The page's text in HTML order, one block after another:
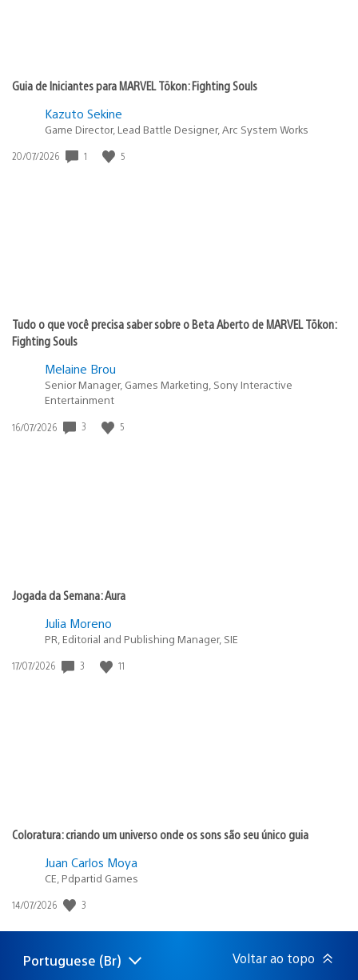
Guia de Iniciantes para MARVEL Tōkon: Fighting Souls
Kazuto Sekine
Game Director, Lead Battle Designer, Arc System Works
Data
20/07/2026 1 5
Tudo o que você precisa saber sobre o Beta Aberto de MARVEL Tōkon:
Fighting Souls
Melaine Brou
Senior Manager, Games Marketing, Sony Interactive
Entertainment
Data
16/07/2026 3 5
Jogada da Semana: Aura
Julia Moreno
PR, Editorial and Publishing Manager, SIE
Data
17/07/2026 3 11
Coloratura: criando um universo onde os sons são seu único guia
Juan Carlos Moya
CE, Pdpartid Games
Data
publicação:
14/07/2026 3
Selecione
Região
Portuguese (Br) Voltar ao topo